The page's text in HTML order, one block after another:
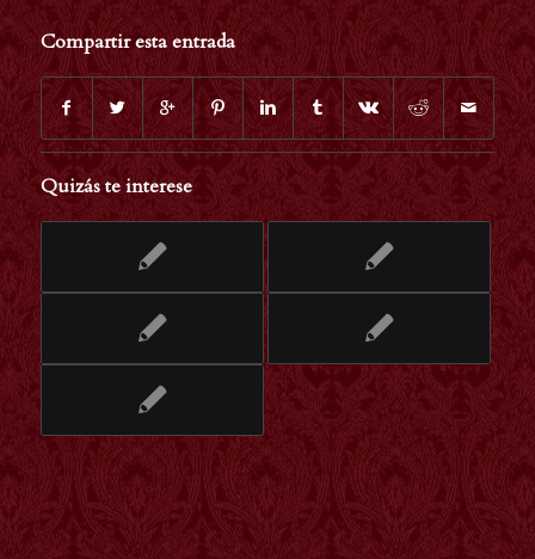
Compartir esta entrada
Quizás te interese